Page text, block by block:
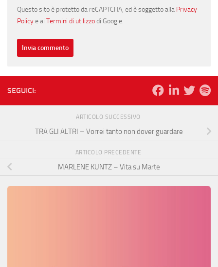
Questo sito è protetto da reCAPTCHA, ed è soggetto alla Privacy
Policye ai Termini di utilizzodi Google.
SEGUICI:
ARTICOLO SUCCESSIVO
TRA GLI ALTRI – Vorrei tanto non dover guardare
ARTICOLO PRECEDENTE
MARLENE KUNTZ – Vita su Marte